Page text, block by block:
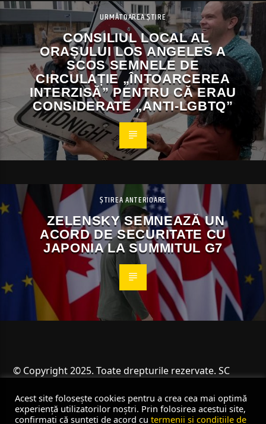
URMĂTOAREA ȘTIRE
CONSILIUL LOCAL AL
ORAȘULUI LOS ANGELES A
SCOS SEMNELE DE
CIRCULAȚIE „ÎNTOARCEREA
INTERZISĂ” PENTRU CĂ ERAU
CONSIDERATE „ANTI-LGBTQ”
ȘTIREA ANTERIOARE
ZELENSKY SEMNEAZĂ UN
ACORD DE SECURITATE CU
JAPONIA LA SUMMITUL G7
© Copyright 2025. Toate drepturile rezervate. SC
Acest site folosește cookies pentru a crea cea mai optimă
experiență utilizatorilor noștri. Prin folosirea acestui site,
confirmați că sunteți de acord cu termenii și condițiile de